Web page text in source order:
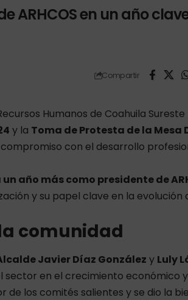
ARHCOS en un año
Compartir
Humanos de Coahuila Sureste
y la Toma de Protesta de la Mesa
con el desarrollo
año más como presidente de
y su papel clave en la evolución
comunidad
Javier Díaz González y Luly
en el crecimiento económico
de los comités salientes y se dio la